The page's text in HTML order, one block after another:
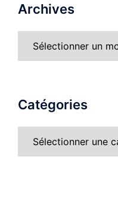
Archives
Catégories